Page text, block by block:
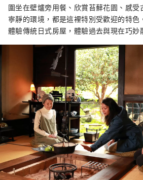
圍坐在壁爐旁用餐、欣賞苔蘚花園、感受
寧靜的環境，都是這裡特別受歡迎的特色
體驗傳統日式房屋，體驗過去與現在巧妙